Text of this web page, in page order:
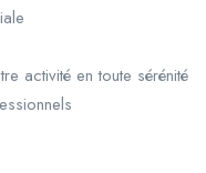
activité en toute sérénité